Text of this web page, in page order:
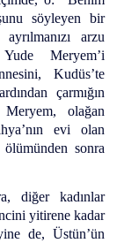
söyleyen bir
arzu
Meryem’i
Kudüs’te
çarmığın
olağan
evi olan
ölümünden sonra
diğer kadınlar
yitirene kadar
de, Üstün’ün